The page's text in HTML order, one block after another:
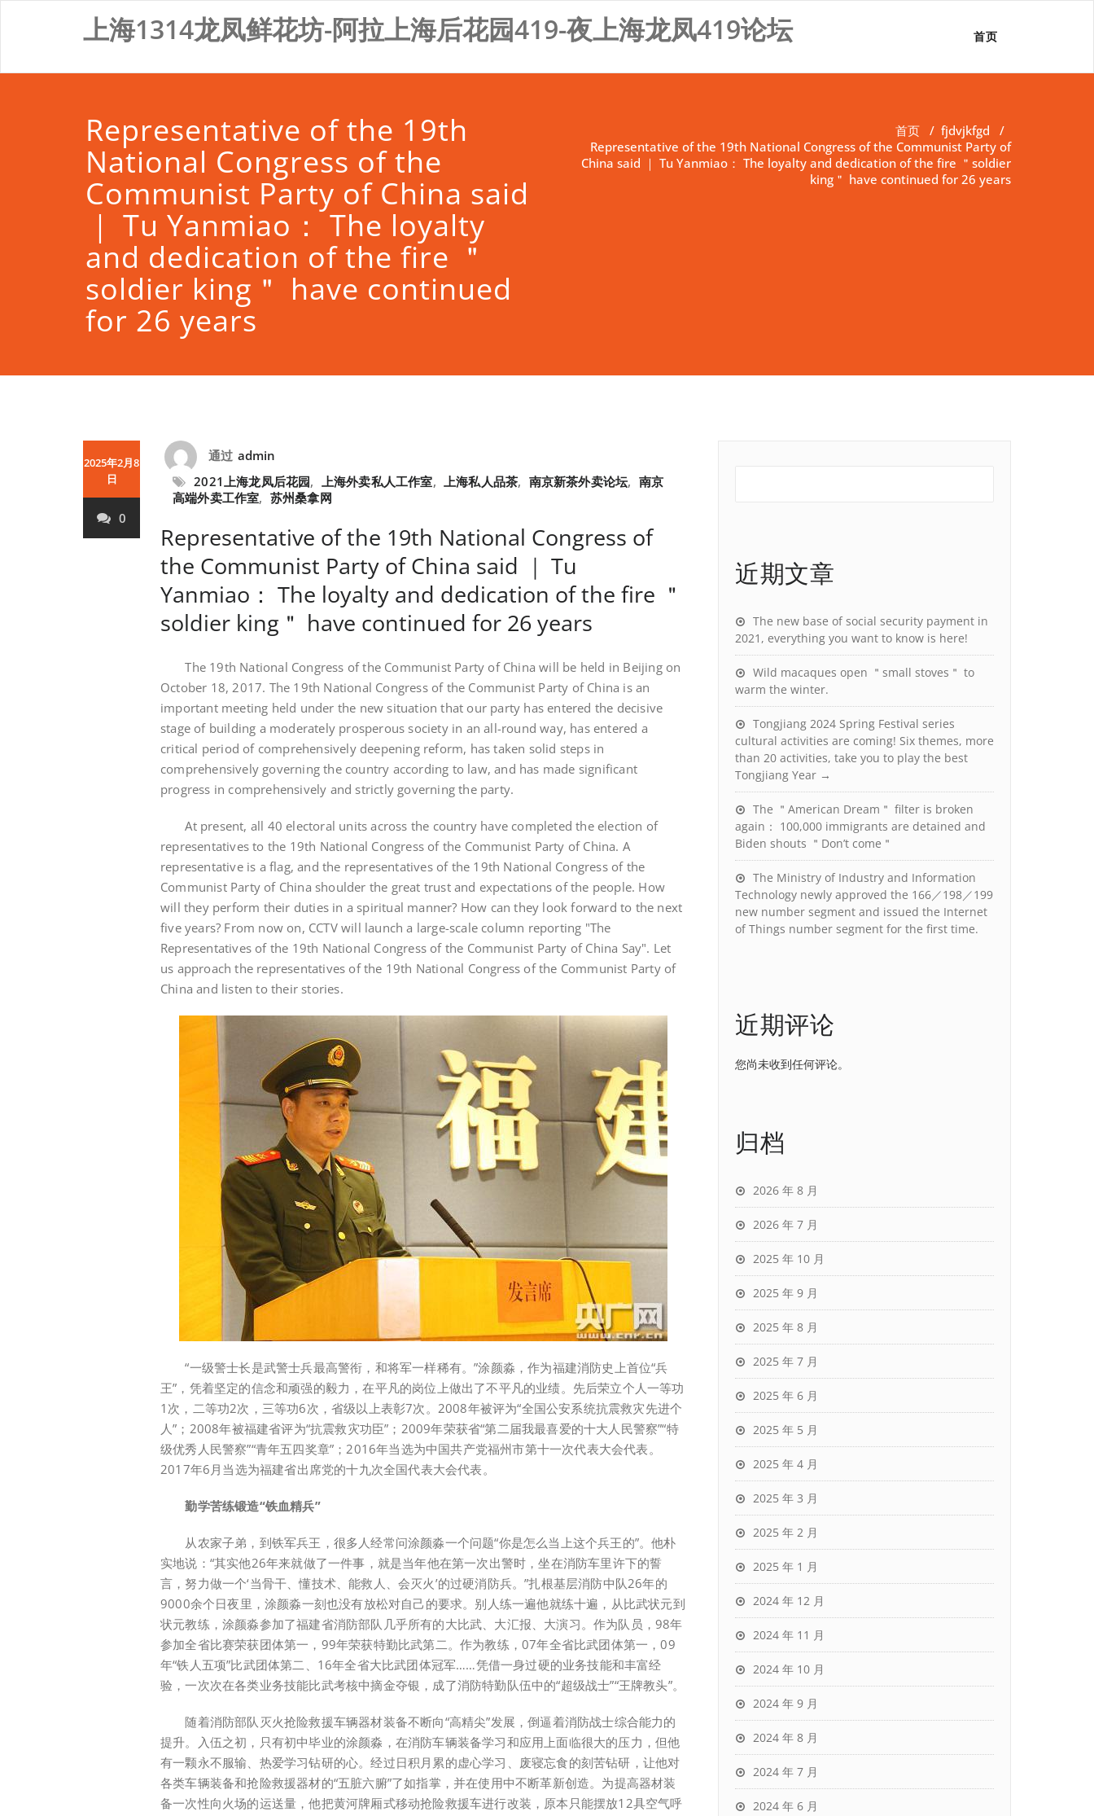
上海1314龙凤鲜花坊-阿拉上海后花园419-夜上海龙凤419论坛 首页
Representative of the 19th
National Congress of the
Communist Party of China said
｜ Tu Yanmiao： The loyalty
and dedication of the fire ＂
soldier king＂ have continued
for 26 years
首页 / fjdvjkfgd /
Representative of the 19th National Congress of the Communist Party of
China said ｜ Tu Yanmiao： The loyalty and dedication of the fire ＂soldier
king＂ have continued for 26 years
2025年2月8
日
0
通过 admin
2021上海龙凤后花园, 上海外卖私人工作室, 上海私人品茶, 南京新茶外卖论坛, 南京
高端外卖工作室, 苏州桑拿网
Representative of the 19th National Congress of
the Communist Party of China said ｜ Tu
Yanmiao： The loyalty and dedication of the fire ＂
soldier king＂ have continued for 26 years
The 19th National Congress of the Communist Party of China will be held in Beijing on
October 18, 2017. The 19th National Congress of the Communist Party of China is an
important meeting held under the new situation that our party has entered the decisive
stage of building a moderately prosperous society in an all-round way, has entered a
critical period of comprehensively deepening reform, has taken solid steps in
comprehensively governing the country according to law, and has made significant
progress in comprehensively and strictly governing the party.
At present, all 40 electoral units across the country have completed the election of
representatives to the 19th National Congress of the Communist Party of China. A
representative is a flag, and the representatives of the 19th National Congress of the
Communist Party of China shoulder the great trust and expectations of the people. How
will they perform their duties in a spiritual manner? How can they look forward to the next
five years? From now on, CCTV will launch a large-scale column reporting "The
Representatives of the 19th National Congress of the Communist Party of China Say". Let
us approach the representatives of the 19th National Congress of the Communist Party of
China and listen to their stories.
“一级警士长是武警士兵最高警衔，和将军一样稀有。”涂颜淼，作为福建消防史上首位“兵
王”，凭着坚定的信念和顽强的毅力，在平凡的岗位上做出了不平凡的业绩。先后荣立个人一等功
1次，二等功2次，三等功6次，省级以上表彰7次。2008年被评为“全国公安系统抗震救灾先进个
人”；2008年被福建省评为“抗震救灾功臣”；2009年荣获省“第二届我最喜爱的十大人民警察”“特
级优秀人民警察”“青年五四奖章”；2016年当选为中国共产党福州市第十一次代表大会代表。
2017年6月当选为福建省出席党的十九次全国代表大会代表。
勤学苦练锻造“铁血精兵”
从农家子弟，到铁军兵王，很多人经常问涂颜淼一个问题“你是怎么当上这个兵王的”。他朴
实地说：“其实他26年来就做了一件事，就是当年他在第一次出警时，坐在消防车里许下的誓
言，努力做一个‘当骨干、懂技术、能救人、会灭火’的过硬消防兵。”扎根基层消防中队26年的
9000余个日夜里，涂颜淼一刻也没有放松对自己的要求。别人练一遍他就练十遍，从比武状元到
状元教练，涂颜淼参加了福建省消防部队几乎所有的大比武、大汇报、大演习。作为队员，98年
参加全省比赛荣获团体第一，99年荣获特勤比武第二。作为教练，07年全省比武团体第一，09
年“铁人五项”比武团体第二、16年全省大比武团体冠军……凭借一身过硬的业务技能和丰富经
验，一次次在各类业务技能比武考核中摘金夺银，成了消防特勤队伍中的“超级战士”“王牌教头”。
随着消防部队灭火抢险救援车辆器材装备不断向“高精尖”发展，倒逼着消防战士综合能力的
提升。入伍之初，只有初中毕业的涂颜淼，在消防车辆装备学习和应用上面临很大的压力，但他
有一颗永不服输、热爱学习钻研的心。经过日积月累的虚心学习、废寝忘食的刻苦钻研，让他对
各类车辆装备和抢险救援器材的“五脏六腑”了如指掌，并在使用中不断革新创造。为提高器材装
备一次性向火场的运送量，他把黄河牌厢式移动抢险救援车进行改装，原本只能摆放12具空气呼
近期文章
The new base of social security payment in
2021, everything you want to know is here!
Wild macaques open ＂small stoves＂ to
warm the winter.
Tongjiang 2024 Spring Festival series
cultural activities are coming! Six themes, more
than 20 activities, take you to play the best
Tongjiang Year →
The ＂American Dream＂ filter is broken
again： 100,000 immigrants are detained and
Biden shouts ＂Don’t come＂
The Ministry of Industry and Information
Technology newly approved the 166／198／199
new number segment and issued the Internet
of Things number segment for the first time.
近期评论
您尚未收到任何评论。
归档
2026 年 8 月
2026 年 7 月
2025 年 10 月
2025 年 9 月
2025 年 8 月
2025 年 7 月
2025 年 6 月
2025 年 5 月
2025 年 4 月
2025 年 3 月
2025 年 2 月
2025 年 1 月
2024 年 12 月
2024 年 11 月
2024 年 10 月
2024 年 9 月
2024 年 8 月
2024 年 7 月
2024 年 6 月